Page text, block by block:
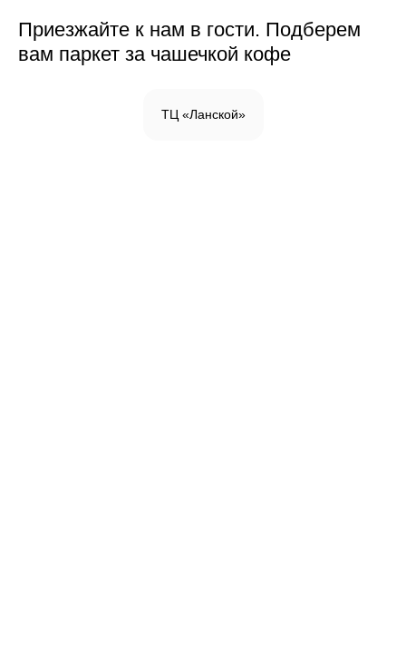
Приезжайте к нам в гости. Подберем
вам паркет за чашечкой кофе
ТЦ «Ланской»